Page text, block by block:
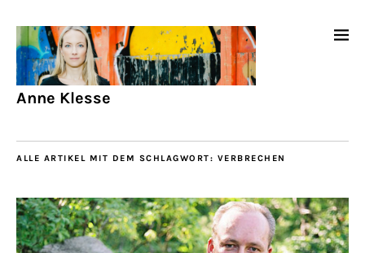
Anne Klesse
ALLE ARTIKEL MIT DEM SCHLAGWORT: VERBRECHEN